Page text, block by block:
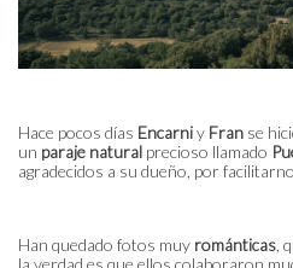
Hace pocos días Encarniy Fran se
un paraje natural precioso llamado
agradecidos a su dueño, por
Han quedado fotos muy románticas ,
la verdad es que ellos colaboraron